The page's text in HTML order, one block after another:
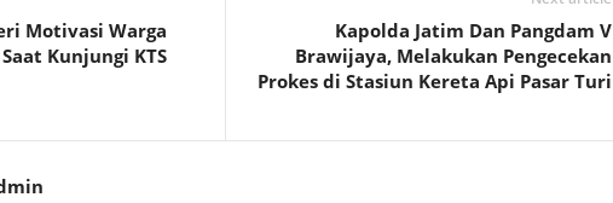
Motivasi Warga
Kunjungi KTS
Kapolda Jatim Dan Pangdam V
Brawijaya, Melakukan Pengecekan
Prokes di Stasiun Kereta Api Pasar Turi